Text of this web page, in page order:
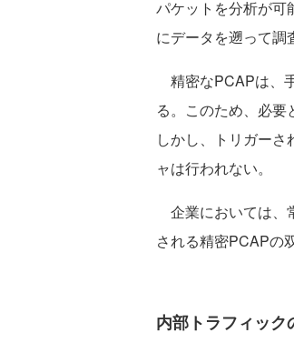
パケットを分析が可
にデータを遡って調
精密なPCAPは、
る。このため、必要
しかし、トリガー
ャは行われない。
企業においては、
される精密PCAPの
内部トラフィック